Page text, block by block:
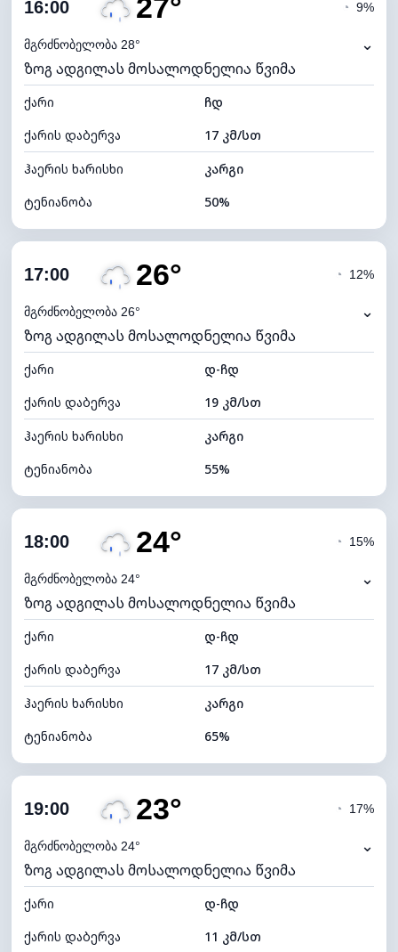
ნამის წერტილი
ხილვადობა
10 კმ
განათების ინდექსი 4 (მკრთალი)
ღრუბლის სიმაღლე 5840 მ
16:00 27°
მგრძნობელობა 28°
◔ 9%
⌄
ზოგ ადგილას მოსალოდნელია წვიმა
ქარი
ჩდ
ქარის დაბერვა
17 კმ/სთ
ჰაერის ხარისხი
კარგი
ტენიანობა
50%
ღრუბლიანობა
ნამის წერტილი
ხილვადობა
10 კმ
განათების ინდექსი 4 (მკრთალი)
ღრუბლის სიმაღლე 5760 მ
17:00 26°
მგრძნობელობა 26°
◔ 12%
⌄
ზოგ ადგილას მოსალოდნელია წვიმა
ქარი
დ-ჩდ
ქარის დაბერვა
19 კმ/სთ
ჰაერის ხარისხი
კარგი
ტენიანობა
55%
ღრუბლიანობა
ნამის წერტილი
ხილვადობა
10 კმ
განათების ინდექსი 4 (მკრთალი)
ღრუბლის სიმაღლე 5520 მ
18:00 24°
მგრძნობელობა 24°
◔ 15%
⌄
ზოგ ადგილას მოსალოდნელია წვიმა
ქარი
დ-ჩდ
ქარის დაბერვა
17 კმ/სთ
ჰაერის ხარისხი
კარგი
ტენიანობა
65%
ღრუბლიანობა
ნამის წერტილი
ხილვადობა
10 კმ
განათების ინდექსი 4 (მკრთალი)
ღრუბლის სიმაღლე 4960 მ
19:00 23°
მგრძნობელობა 24°
◔ 17%
⌄
ზოგ ადგილას მოსალოდნელია წვიმა
ქარი
დ-ჩდ
ქარის დაბერვა
11 კმ/სთ